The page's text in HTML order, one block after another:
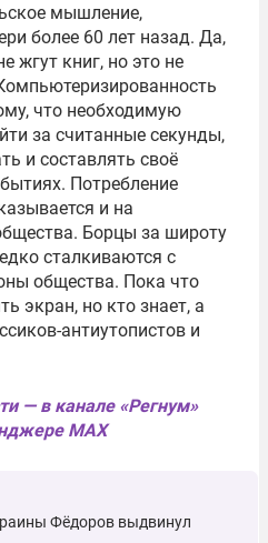
мышление,
более 60 лет назад. Да,
жгут книг, но это не
что необходимую
за считанные секунды,
и составлять своё
Потребление
и на
Борцы за широту
сталкиваются с
общества. Пока что
экран, но кто знает, а
антиутопистов и
— в канале «Регнум»
MAX
Фёдоров выдвинул